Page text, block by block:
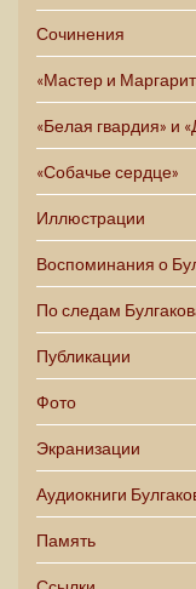
Сочинения
«Мастер и
«Белая гвардия» и
«Собачье сердце»
Иллюстрации
Воспоминания о
По следам
Публикации
Фото
Экранизации
Аудиокниги
Память